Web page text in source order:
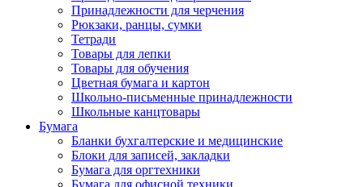
Принадлежности для черчения
Рюкзаки, ранцы, сумки
Тетради
Товары для лепки
Товары для обучения
Цветная бумага и картон
Школьно-письменные принадлежности
Школьные канцтовары
Бумага
Бланки бухгалтерские и медицинские
Блоки для записей, закладки
Бумага для оргтехники
Бумага для офисной техники